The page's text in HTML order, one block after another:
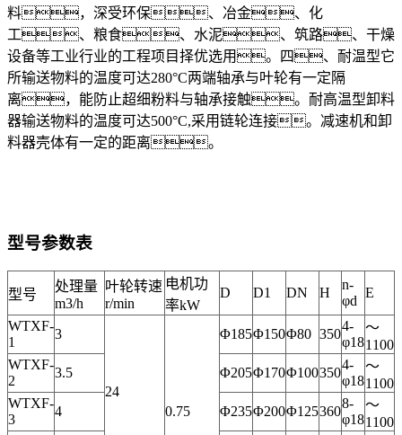
料，深受环保、冶金、化
工、粮食、水泥、筑路、干燥
设备等工业行业的工程项目择优选用。四、耐温型它
所输送物料的温度可达280°C两端轴承与叶轮有一定隔
离，能防止超细粉料与轴承接触。耐高温型卸料
器输送物料的温度可达500°C,采用链轮连接。减速机和卸
料器壳体有一定的距离。
型号参数表
型号
处理量
m3/h
叶轮转速
r/min
电机功
率kW
D D1 DN H
n-
φd
E
WTXF-
1
3
24
0.75
Φ185Φ150Φ80 350
4-
φ18
～
1100
WTXF-
2
3.5 Φ205Φ170Φ100350
4-
φ18
～
1100
WTXF-
3
4 Φ235Φ200Φ125360
8-
φ18
～
1100